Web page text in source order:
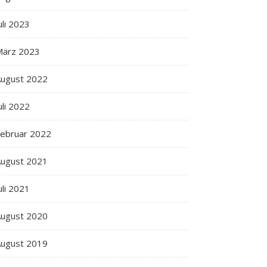
2023
2023
2022
2022
2022
2021
2021
2020
2019